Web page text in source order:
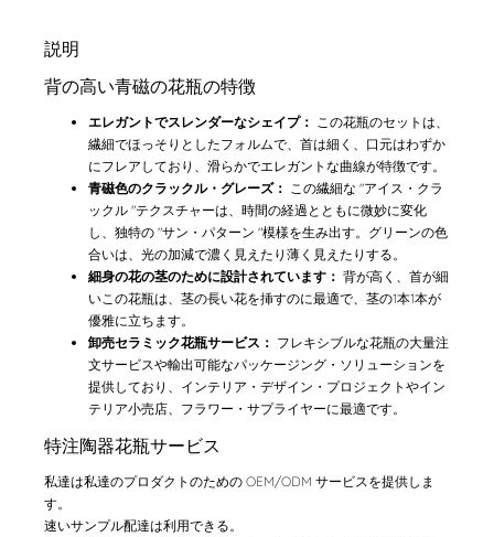
説明
背の高い青磁の花瓶の特徴
エレガントでスレンダーなシェイプ： この花瓶のセットは、
繊細でほっそりとしたフォルムで、首は細く、口元はわずか
にフレアしており、滑らかでエレガントな曲線が特徴です。
青磁色のクラックル・グレーズ： この繊細な "アイス・クラ
ックル "テクスチャーは、時間の経過とともに微妙に変化
し、独特の "サン・パターン "模様を生み出す。グリーンの色
合いは、光の加減で濃く見えたり薄く見えたりする。
細身の花の茎のために設計されています： 背が高く、首が細
いこの花瓶は、茎の長い花を挿すのに最適で、茎の1本1本が
優雅に立ちます。
卸売セラミック花瓶サービス： フレキシブルな花瓶の大量注
文サービスや輸出可能なパッケージング・ソリューションを
提供しており、インテリア・デザイン・プロジェクトやイン
テリア小売店、フラワー・サプライヤーに最適です。
特注陶器花瓶サービス
私達は私達のプロダクトのための OEM/ODM サービスを提供しま
す。
速いサンプル配達は利用できる。